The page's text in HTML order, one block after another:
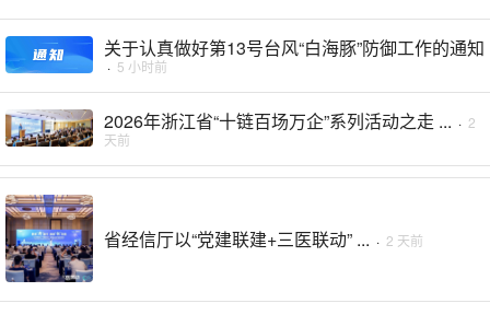
关于认真做好第13号台风“白海豚”防御工作的通知
· 5 小时前
2026年浙江省“十链百场万企”系列活动之走 ... · 2
天前
省经信厅以“党建联建+三医联动” ... · 2 天前